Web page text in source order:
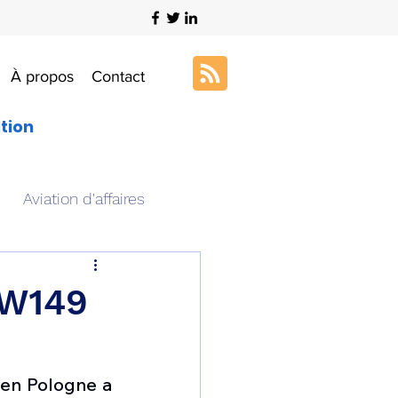
À propos Contact
Aviation d'affaires
Art & Aviation
Pologne a